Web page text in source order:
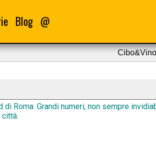
Blog @
di Roma. Grandi numeri, non sempre
città.